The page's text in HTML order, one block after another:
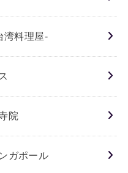
湾料理屋-
院
ガポール